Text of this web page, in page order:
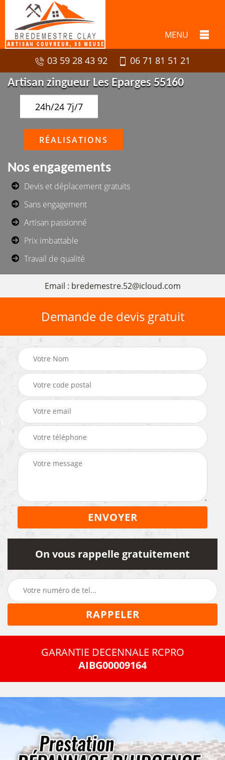
MENU
03 59 28 43 92
06 71 81 51 21
Artisan zingueur Les Eparges 55160
24h/24 7j/7
RÉALISATIONS
Nos engagements
Devis et déplacement gratuits
Sans engagement
Artisan passionné
Prix imbattable
Travail de qualité
Email : bredemestre.52@icloud.com
Demande de devis gratuit
On vous rappelle gratuitement
GARANTIE DECENNALE RCPRO
AIBG00009164